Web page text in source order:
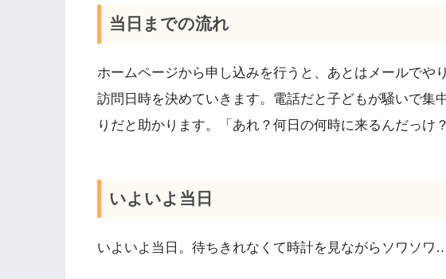
当日までの流れ
ホームページから申し込みを行うと、あとはメールでや
訪問日時を決めていきます。電話だと子どもが騒いで集
りだと助かります。「あれ？何日の何時に来るんだっけ
いよいよ当日
いよいよ当日。待ちきれなくて時計を見ながらソワソワ